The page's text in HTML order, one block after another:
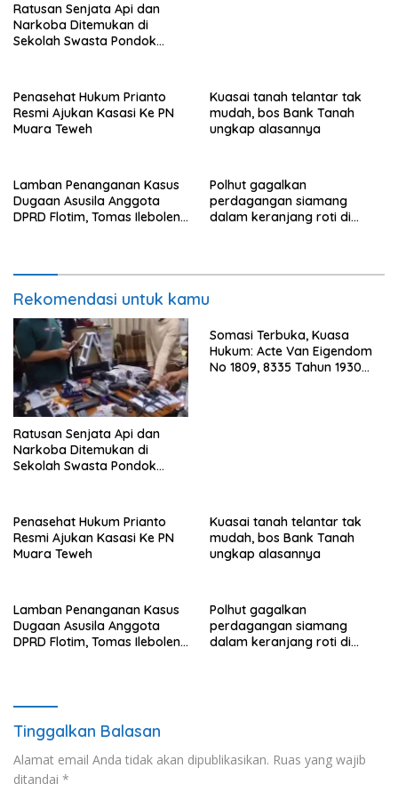
Ratusan Senjata Api dan
Narkoba Ditemukan di
Sekolah Swasta Pondok
Penasehat Hukum Prianto
Resmi Ajukan Kasasi Ke PN
Muara Teweh
Kuasai tanah telantar tak
mudah, bos Bank Tanah
ungkap alasannya
Lamban Penanganan Kasus
Dugaan Asusila Anggota
DPRD Flotim, Tomas Ileboleng
Polhut gagalkan
perdagangan siamang
dalam keranjang roti di
Rekomendasi untuk kamu
Ratusan Senjata Api dan
Narkoba Ditemukan di
Sekolah Swasta Pondok
Somasi Terbuka, Kuasa
Hukum: Acte Van Eigendom
No 1809, 8335 Tahun 1930
Penasehat Hukum Prianto
Resmi Ajukan Kasasi Ke PN
Muara Teweh
Kuasai tanah telantar tak
mudah, bos Bank Tanah
ungkap alasannya
Lamban Penanganan Kasus
Dugaan Asusila Anggota
DPRD Flotim, Tomas Ileboleng
Polhut gagalkan
perdagangan siamang
dalam keranjang roti di
Tinggalkan Balasan
Alamat email Anda tidak akan dipublikasikan. Ruas yang wajib
ditandai *